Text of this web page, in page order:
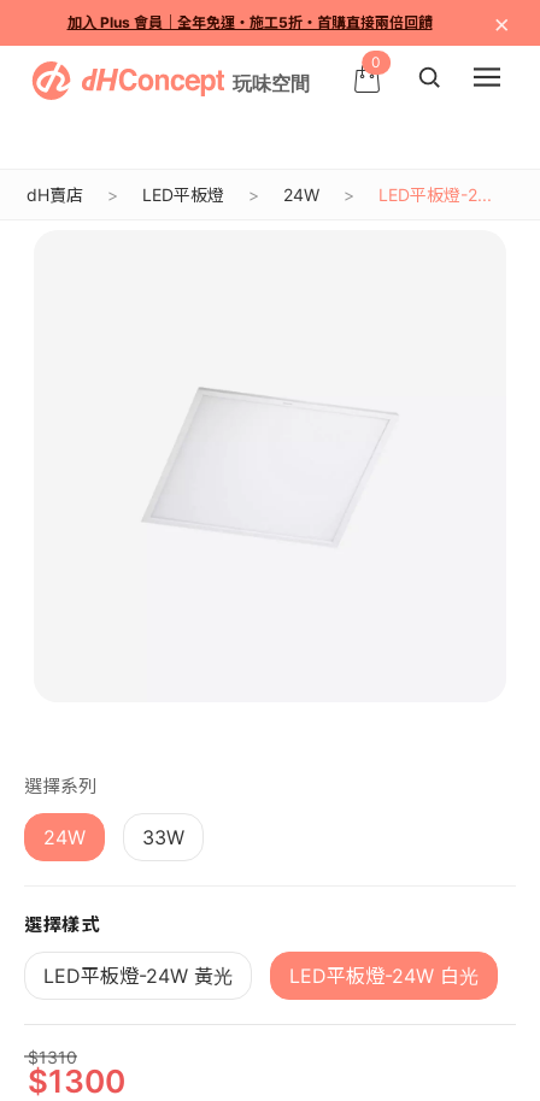
加入 Plus 會員｜全年免運・施工5折・首購直接兩倍回饋 ×
0
dH賣店 LED平板燈 24W LED平板燈-2...
選擇系列
24W 33W
選擇樣式
LED平板燈-24W 黃光 LED平板燈-24W 白光
1310
1300